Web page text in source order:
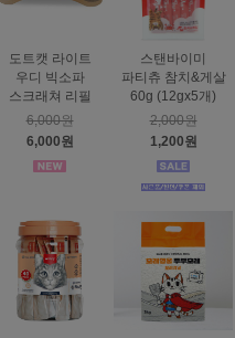
도트캣 라이트
우디 빅소파
스크래쳐 리필
6,000원
6,000원
스탠바이미
파티츄 참치&게살
60g (12gx5개)
2,000원
1,200원